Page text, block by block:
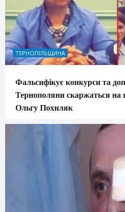
ТЕРНОПІЛЬЩИНА
Фальсифікує конкурси та
Тернополяни скаржаться на
Ольгу Похиляк